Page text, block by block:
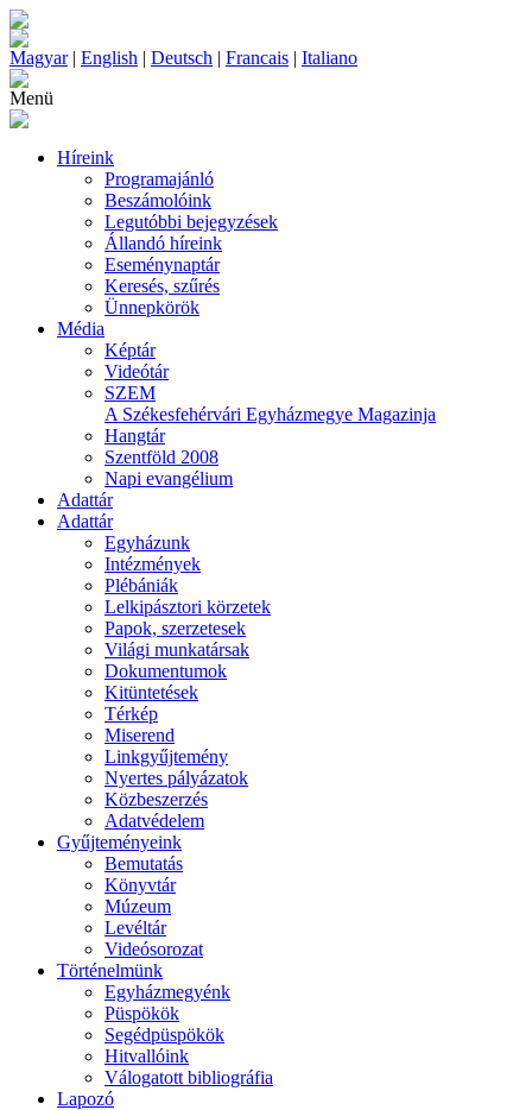
Magyar| English | Deutsch | Francais | Italiano
Menü
Híreink
Programajánló
Beszámolóink
Legutóbbi bejegyzések
Állandó híreink
Eseménynaptár
Keresés, szűrés
Ünnepkörök
Média
Képtár
Videótár
SZEM
A Székesfehérvári Egyházmegye Magazinja
Hangtár
Szentföld 2008
Napi evangélium
Adattár
Adattár
Egyházunk
Intézmények
Plébániák
Lelkipásztori körzetek
Papok, szerzetesek
Világi munkatársak
Dokumentumok
Kitüntetések
Térkép
Miserend
Linkgyűjtemény
Nyertes pályázatok
Közbeszerzés
Adatvédelem
Gyűjteményeink
Bemutatás
Könyvtár
Múzeum
Levéltár
Videósorozat
Történelmünk
Egyházmegyénk
Püspökök
Segédpüspökök
Hitvallóink
Válogatott bibliográfia
Lapozó